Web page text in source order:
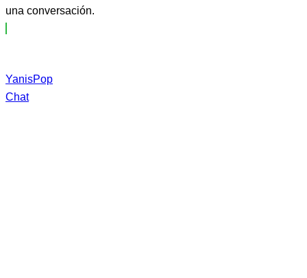
una conversación.
YanisPop
Chat